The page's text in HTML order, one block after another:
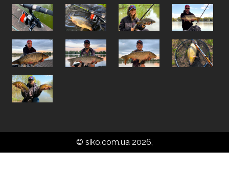
© siko.com.ua 2026,